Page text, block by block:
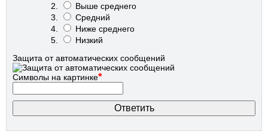
Выше среднего
Средний
Ниже среднего
Низкий
Защита от автоматических сообщений
Символы на картинке*